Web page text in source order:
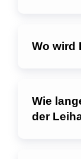
Wo wird
Wie
der